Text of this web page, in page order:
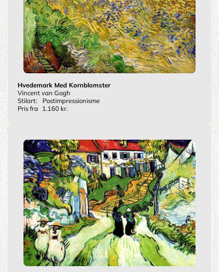
Hvedemark Med Kornblomster
Vincent van Gogh
Stilart:
Postimpressionisme
Pris fra
1.160 kr.